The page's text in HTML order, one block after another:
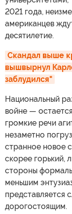
2021 года,
американцев
десятилетие.
Скандал выше
вышвырнул
заблудился"
Национальный
войне —
громкие речи
незаметно
странное новое
скорее горький,
стороны
меньшим
дорогостоящим.